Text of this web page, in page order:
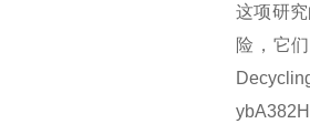
这项研
险，它